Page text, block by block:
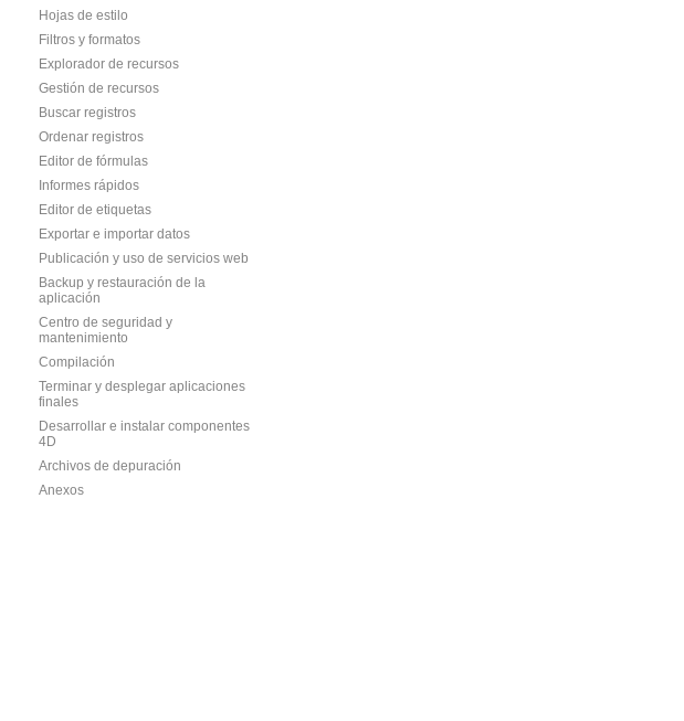
Hojas de estilo
Filtros y formatos
Explorador de recursos
Gestión de recursos
Buscar registros
Ordenar registros
Editor de fórmulas
Informes rápidos
Editor de etiquetas
Exportar e importar datos
Publicación y uso de servicios web
Backup y restauración de la
aplicación
Centro de seguridad y
mantenimiento
Compilación
Terminar y desplegar aplicaciones
finales
Desarrollar e instalar componentes
4D
Archivos de depuración
Anexos